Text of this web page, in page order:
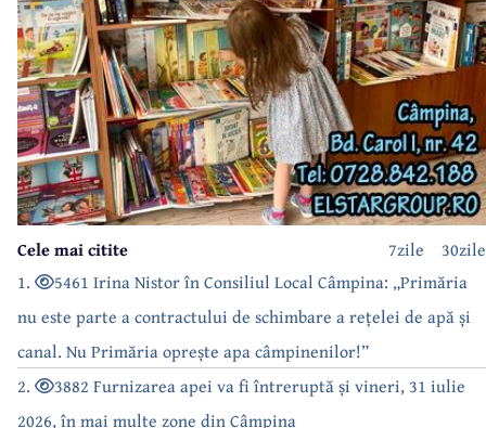
30zile
7zile
Cele mai citite
1.
5461 Irina Nistor în Consiliul Local Câmpina: „Primăria
nu este parte a contractului de schimbare a rețelei de apă și
canal. Nu Primăria oprește apa câmpinenilor!”
2.
3882 Furnizarea apei va fi întreruptă și vineri, 31 iulie
2026, în mai multe zone din Câmpina